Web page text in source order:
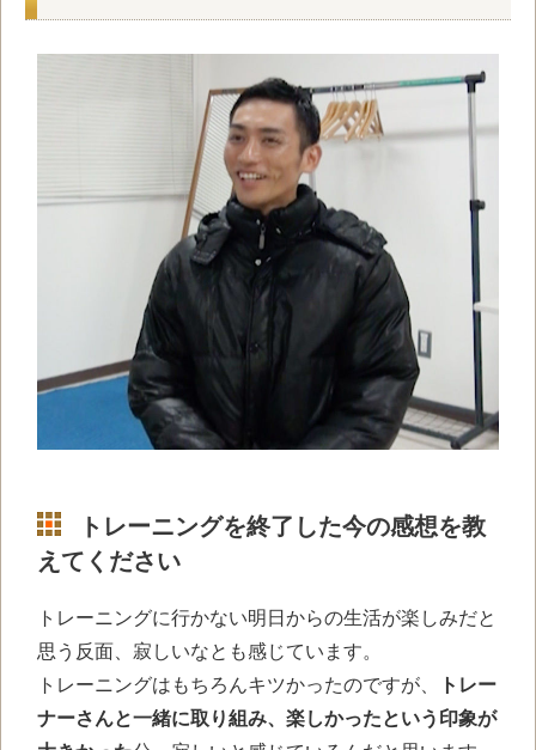
トレーニングを終了した今の感想を教
えてください
トレーニングに行かない明日からの生活が楽しみだと
思う反面、寂しいなとも感じています。
トレーニングはもちろんキツかったのですが、
トレー
ナーさんと一緒に取り組み、楽しかったという印象が